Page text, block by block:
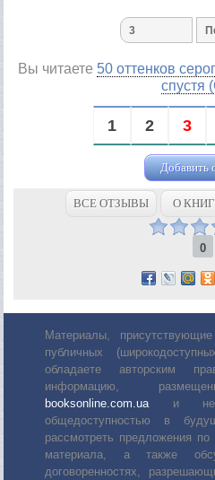
Вы читаете 50 оттенков
спустя
1 2 3
Добавить
ВСЕ ОТЗЫВЫ О
0
Материалы,
публичных
обладаете авторским
информацию,
booksonline.com.uaи не
общедоступностью в
рассмотреть предложения
материала, а также
договоренностях,